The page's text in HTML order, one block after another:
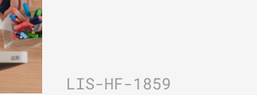
LIS-HF-1859